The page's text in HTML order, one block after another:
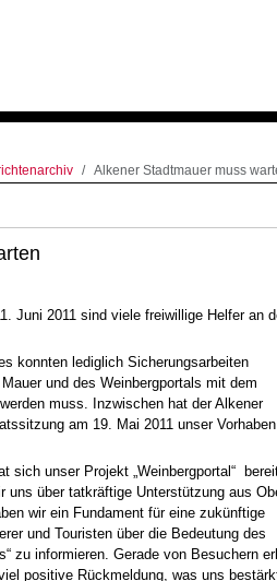
Alkener Stadtmauer muss
Juni 2011 sind viele freiwillige Helfer an
konnten lediglich Sicherungsarbeiten
und des Weinbergportals mit dem
muss. Inzwischen hat der Alkener
am 19. Mai 2011 unser Vorhaben
sich unser Projekt „Weinbergportal“
uns über tatkräftige Unterstützung aus
wir ein Fundament für eine zukünftige
und Touristen über die Bedeutung des
zu informieren. Gerade von Besuchern
positive Rückmeldung, was uns